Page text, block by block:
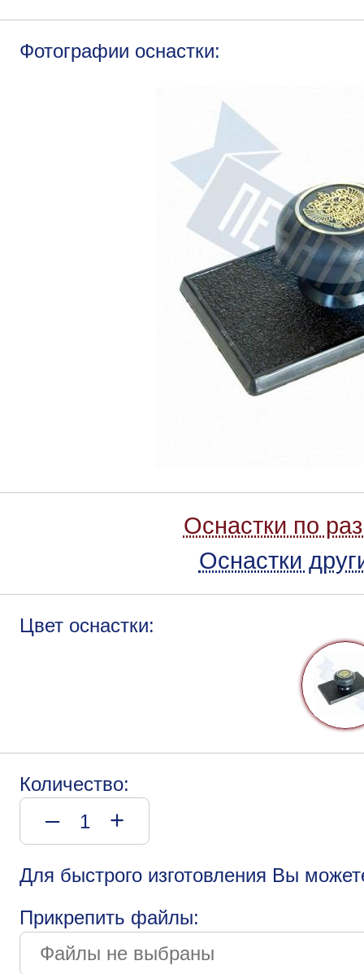
Фотографии оснастки:
Оснастки по
Оснастки
Цвет оснастки:
Количество:
– +
Для быстрого изготовления Вы
Прикрепить файлы: